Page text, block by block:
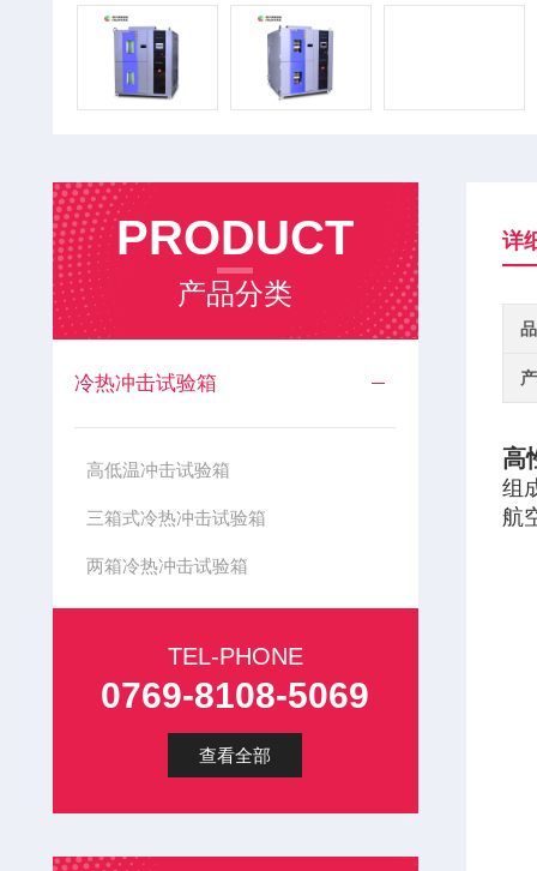
PRODUCT
产品分类
冷热冲击试验箱
高低温冲击试验箱
三箱式冷热冲击试验箱
两箱冷热冲击试验箱
TEL-PHONE
0769-8108-5069
查看全部
详
高
组
航